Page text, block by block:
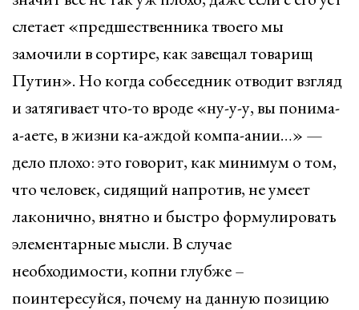
слетает «предшественника твоего мы
замочили в сортире, как завещал товарищ
Путин». Но когда собеседник отводит взгляд
и затягивает что-то вроде «ну-у-у, вы понима-
а-аете, в жизни ка-аждой компа-ании…» —
дело плохо: это говорит, как минимум о том,
что человек, сидящий напротив, не умеет
лаконично, внятно и быстро формулировать
элементарные мысли. В случае
необходимости, копни глубже –
поинтересуйся, почему на данную позицию